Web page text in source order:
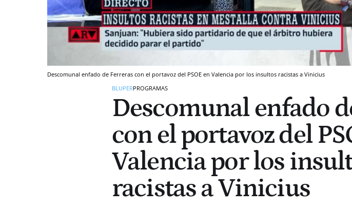
Descomunal enfado de Ferreras con el portavoz del PSOE en Valencia por los insultos racistas a Vinicius
BLUPERPROGRAMAS
Descomunal enfado
con el portavoz del
Valencia por los
racistas a Vinicius